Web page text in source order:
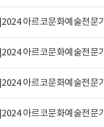
아르코문화예술전문
아르코문화예술전문
아르코문화예술전문
아르코문화예술전문